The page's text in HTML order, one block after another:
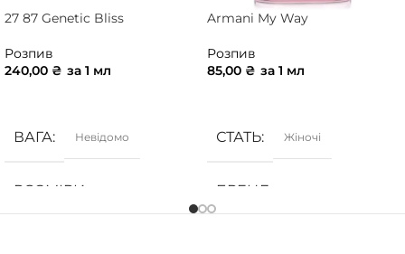
27 87 Genetic Bliss
Розпив
240,00 ₴ за 1 мл
ВАГА Невідомо
РОЗМІРИ
Armani My Way
Розпив
85,00 ₴ за 1 мл
СТАТЬ Жіночі
БРЕНД